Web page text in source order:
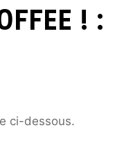
! :
ci-dessous.